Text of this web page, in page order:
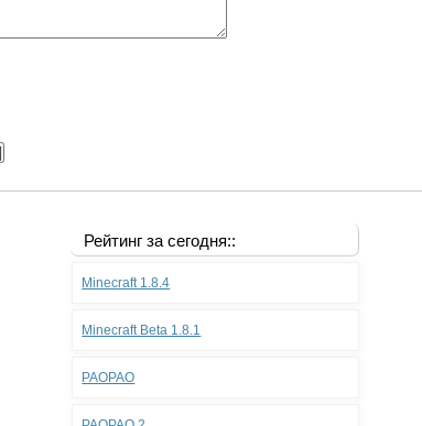
Рейтинг за сегодня::
Minecraft 1.8.4
Minecraft Beta 1.8.1
PAOPAO